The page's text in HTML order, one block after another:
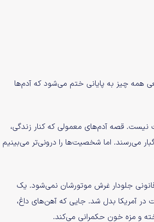
همه چیز به پایانی ختم می‌شود که آدم‌ها
قصه‌ آدم‌های معمولی که کنار زندگی،
می‌رسند. اما شخصیت‌ها را درونی‌تر می‌بینیم
جلودار غرش موتورشان نمی‌شود. یک
در آمریکا بدل شد. جایی که آهن‌های داغ،
و مزه خون حکمرانی می‌کند.